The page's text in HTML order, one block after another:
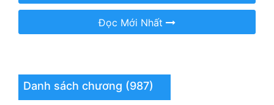
Phản Phái
Đọc Mới Nhất
Danh sách chương (987)